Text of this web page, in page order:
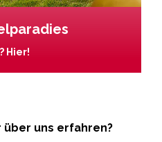
Hier!
uns erfahren?